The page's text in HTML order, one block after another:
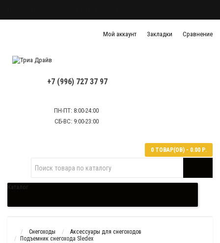
Мой аккаунт Закладки Сравнение
+7 (996) 727 37 97
ПН-ПТ: 8:00-24:00
СБ-ВС: 9:00-23:00
0 ТОВАР(ОВ) - 0.00 Р.
Каталог
Снегоходы
Аксессуары для снегоходов
Подъемник снегохода Sledex